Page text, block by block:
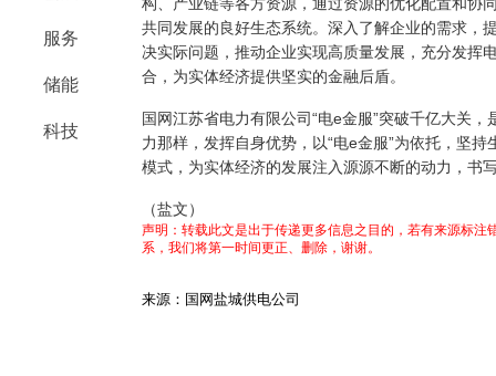
服务
储能
科技
共同发展的良好生态系统。深入了解企业的需求，
决实际问题，推动企业实现高质量发展，充分发挥
合，为实体经济提供坚实的金融后盾。
国网江苏省电力有限公司“电e金服”突破千亿大关
力那样，发挥自身优势，以“电e金服”为依托，坚
模式，为实体经济的发展注入源源不断的动力，书
（盐文）
声明：转载此文是出于传递更多信息之目的，若有来源标
系，我们将第一时间更正、删除，谢谢。
来源：国网盐城供电公司